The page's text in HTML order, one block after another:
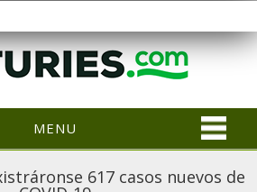
MENU
617 casos nuevos de